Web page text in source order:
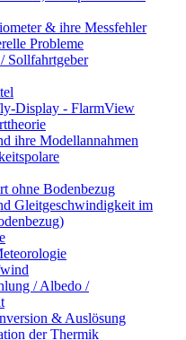
& ihre Messfehler
Probleme
Sollfahrtgeber
Display - FlarmView
ihre Modellannahmen
ohne Bodenbezug
Gleitgeschwindigkeit im
/ Albedo /
& Auslösung
der Thermik